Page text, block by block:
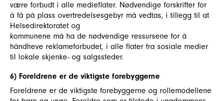
være forbudt i alle medieflater. Nødvendige forskrifter for
å få på plass overtredelsesgebyr må vedtas, i tillegg til at
Helsedirektoratet og
kommunene må ha de nødvendige ressursene for å
håndheve reklameforbudet, i alle flater fra sosiale medier
til lokale skjenke- og salgssteder.
6) Foreldrene er de viktigste forebyggerne
Foreldrene er de viktigste forebyggerne og rollemodellene